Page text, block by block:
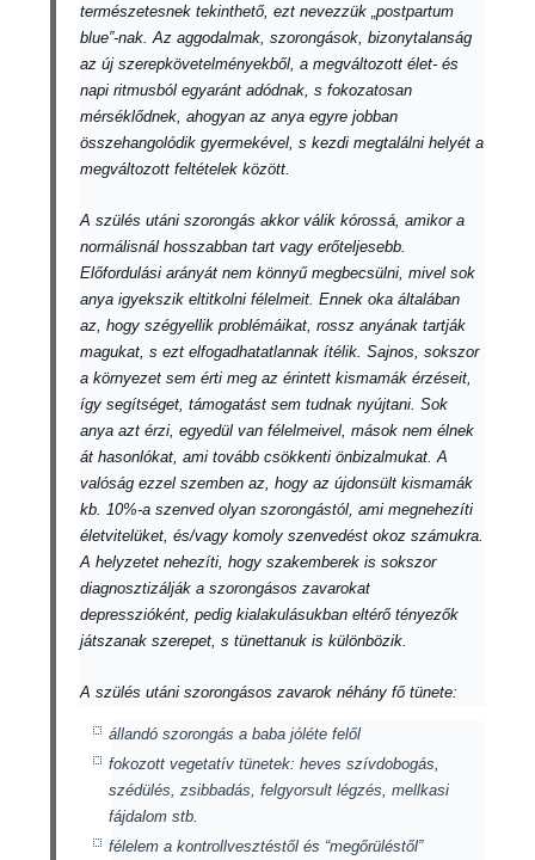
természetesnek tekinthető, ezt nevezzük „postpartum
blue”-nak. Az aggodalmak, szorongások, bizonytalanság
az új szerepkövetelményekből, a megváltozott élet- és
napi ritmusból egyaránt adódnak, s fokozatosan
mérséklődnek, ahogyan az anya egyre jobban
összehangolódik gyermekével, s kezdi megtalálni helyét a
megváltozott feltételek között.
A szülés utáni szorongás akkor válik kórossá, amikor a
normálisnál hosszabban tart vagy erőteljesebb.
Előfordulási arányát nem könnyű megbecsülni, mivel sok
anya igyekszik eltitkolni félelmeit. Ennek oka általában
az, hogy szégyellik problémáikat, rossz anyának tartják
magukat, s ezt elfogadhatatlannak ítélik. Sajnos, sokszor
a környezet sem érti meg az érintett kismamák érzéseit,
így segítséget, támogatást sem tudnak nyújtani. Sok
anya azt érzi, egyedül van félelmeivel, mások nem élnek
át hasonlókat, ami tovább csökkenti önbizalmukat. A
valóság ezzel szemben az, hogy az újdonsült kismamák
kb. 10%-a szenved olyan szorongástól, ami megnehezíti
életvitelüket, és/vagy komoly szenvedést okoz számukra.
A helyzetet nehezíti, hogy szakemberek is sokszor
diagnosztizálják a szorongásos zavarokat
depresszióként, pedig kialakulásukban eltérő tényezők
játszanak szerepet, s tünettanuk is különbözik.
A szülés utáni szorongásos zavarok néhány fő tünete:
állandó szorongás a baba jóléte felől
fokozott vegetatív tünetek: heves szívdobogás,
szédülés, zsibbadás, felgyorsult légzés, mellkasi
fájdalom stb.
félelem a kontrollvesztéstől és “megőrüléstől”